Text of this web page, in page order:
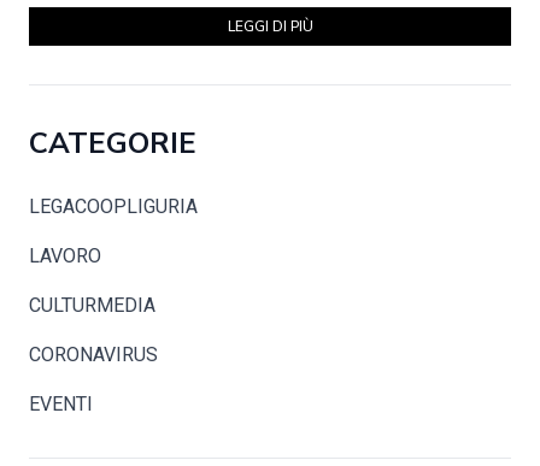
LEGGI DI PIÙ
CATEGORIE
LEGACOOPLIGURIA
LAVORO
CULTURMEDIA
CORONAVIRUS
EVENTI